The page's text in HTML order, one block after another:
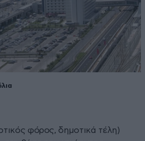
φόρος, δημοτικά τέλη)